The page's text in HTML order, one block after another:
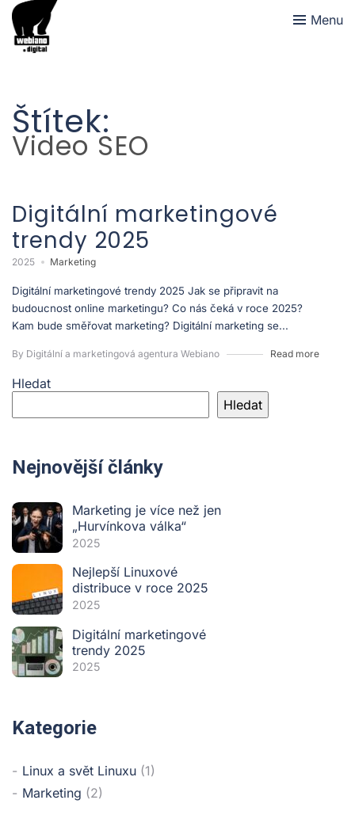
Menu
Štítek:
Video SEO
Digitální marketingové
trendy 2025
2025 Marketing
Digitální marketingové trendy 2025 Jak se připravit na
budoucnost online marketingu? Co nás čeká v roce 2025?
Kam bude směřovat marketing? Digitální marketing se...
By Digitální a marketingová agentura Webiano Read more
Hledat
Hledat
Nejnovější články
Marketing je více než jen
„Hurvínkova válka“
2025
Nejlepší Linuxové
distribuce v roce 2025
2025
Digitální marketingové
trendy 2025
2025
Kategorie
Linux a svět Linuxu (1)
Marketing (2)